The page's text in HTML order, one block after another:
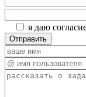
я даю